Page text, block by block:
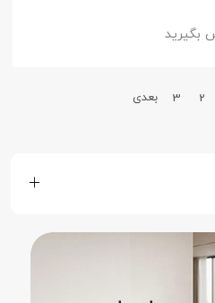
بگیرید
2
3 بعدی